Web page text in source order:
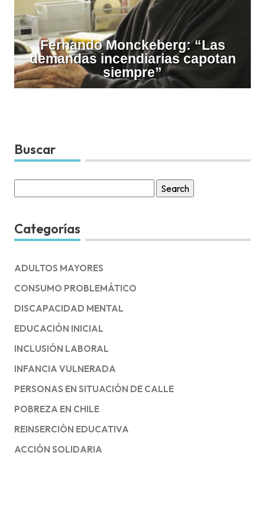
Fernando Monckeberg: “Las
demandas incendiarias capotan
siempre”
Buscar
for:
Categorías
ADULTOS MAYORES
CONSUMO PROBLEMÁTICO
DISCAPACIDAD MENTAL
EDUCACIÓN INICIAL
INCLUSIÓN LABORAL
INFANCIA VULNERADA
PERSONAS EN SITUACIÓN DE CALLE
POBREZA EN CHILE
REINSERCIÓN EDUCATIVA
ACCIÓN SOLIDARIA